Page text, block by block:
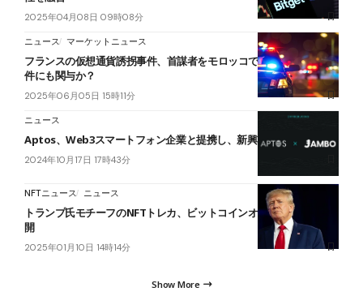
2025年04月08日 09時08分
ニュース マーケットニュース
フランスの仮想通貨誘拐事件、首謀者をモロッコで逮捕──Ledger事
件にも関与か？
2025年06月05日 15時11分
ニュース
Aptos、Web3スマートフォン企業と提携し、新興市場を開拓
2024年10月17日 17時43分
NFTニュース ニュース
トランプ氏モチーフのNFTトレカ、ビットコインオーディナルで公
開
2025年01月10日 14時14分
Show More